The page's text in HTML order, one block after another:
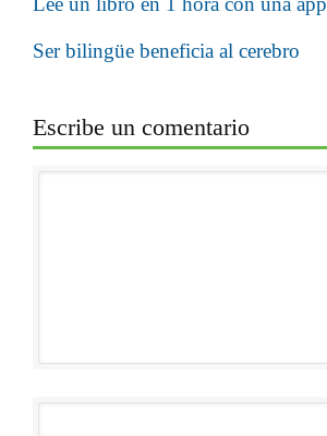
Ser bilingüe beneficia al cerebro
Escribe un comentario